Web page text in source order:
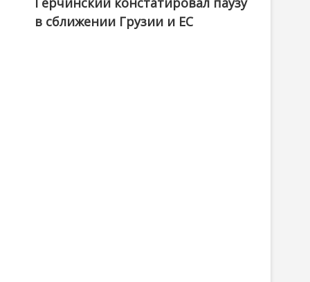
в сближении Грузии и ЕС